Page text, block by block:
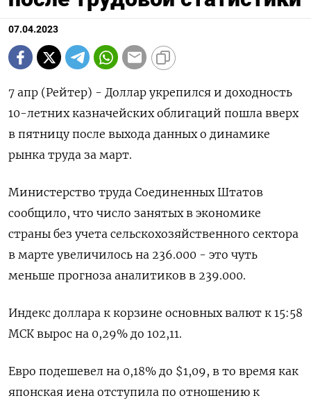
07.04.2023
7 апр (Рейтер) - Доллар укрепился и доходность
10-летних казначейских облигаций пошла вверх
в пятницу после выхода данных о динамике
рынка труда за март.
Министерство труда Соединенных Штатов
сообщило, что число занятых в экономике
страны без учета сельскохозяйственного сектора
в марте увеличилось на 236.000 - это чуть
меньше прогноза аналитиков в 239.000.
Индекс доллара к корзине основных валют к 15:58
МСК вырос на 0,29% до 102,11​.
Евро подешевел на 0,18% до $1,09​, в то время как
японская иена отступила по отношению к